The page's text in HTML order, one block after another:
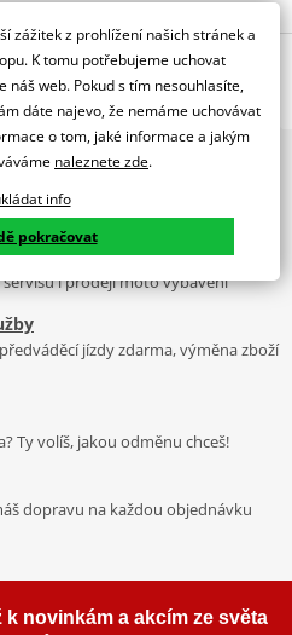
těsněný O-kroužkem.
vodítka řetězů sportovních endur
a nejpevnější a jako jediný
Yamaha R3
podobné motorky jako DEX
z o něco kvalitnějších
oblečení, doplňky i náhradní
i prodeji moto vybavení
jízdy zdarma, výměna zboží
Ty volíš, jakou odměnu chceš!
dopravu na každou objednávku
novinkám a akcím ze světa
zážitek z prohlížení našich stránek a
K tomu potřebujeme uchovat
náš web. Pokud s tím nesouhlasíte,
dáte najevo, že nemáme uchovávat
o tom, jaké informace a jakým
naleznete zde.
info
pokračovat